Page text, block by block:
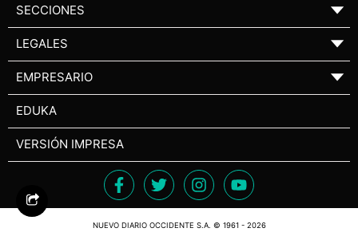
SECCIONES ▼
LEGALES ▼
EMPRESARIO ▼
EDUKA
VERSIÓN IMPRESA
NUEVO DIARIO OCCIDENTE S.A. © 1961 - 2026